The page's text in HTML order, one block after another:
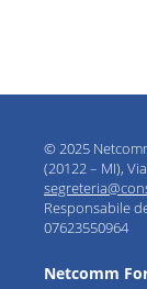
© 2025
(20122 – MI),
Responsabile
07623550964
Netcomm